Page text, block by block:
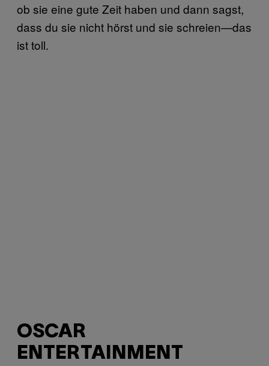
ob sie eine gute Zeit haben und dann sagst,
dass du sie nicht hörst und sie schreien—das
ist toll.
OSCAR
ENTERTAINMENT